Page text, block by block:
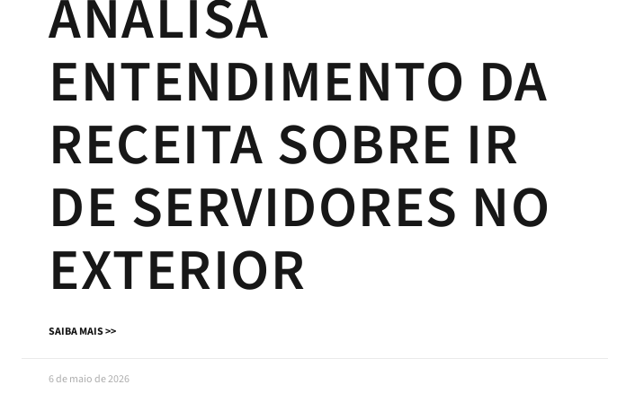
ANALISA
ENTENDIMENTO DA
RECEITA SOBRE IR
DE SERVIDORES NO
EXTERIOR
SAIBA MAIS >>
6 de maio de 2026